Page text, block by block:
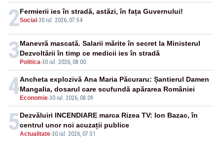
2Social -30 iul. 2026, 07:54
Fermierii ies în stradă, astăzi, în fața Guvernului!
3 Politica-30 iul. 2026, 08:00
Manevră mascată. Salarii mărite în secret la Ministerul
Dezvoltării în timp ce medicii ies în stradă
4 Economie-30 iul. 2026, 08:09
Ancheta explozivă Ana Maria Păcuraru: Șantierul Damen
Mangalia, dosarul care scufundă apărarea României
5Actualitate-30 iul. 2026, 07:51
Dezvăluiri INCENDIARE marca Rizea TV: Ion Bazac, în
centrul unor noi acuzații publice